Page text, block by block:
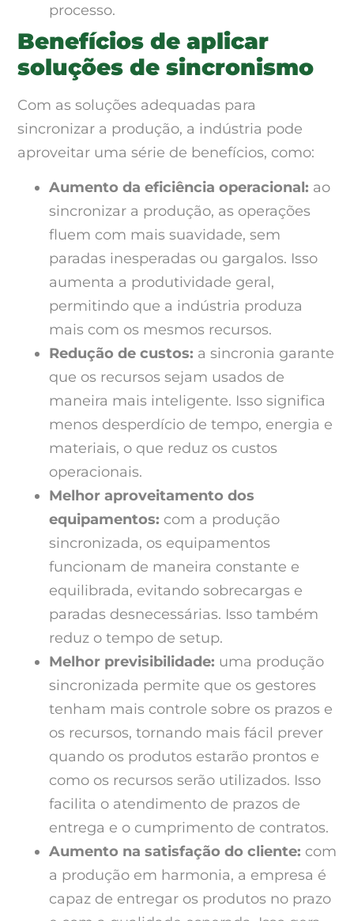
processo.
Benefícios de aplicar
soluções de sincronismo
Com as soluções adequadas para
sincronizar a produção, a indústria pode
aproveitar uma série de benefícios, como:
Aumento da eficiência operacional: ao
sincronizar a produção, as operações
fluem com mais suavidade, sem
paradas inesperadas ou gargalos. Isso
aumenta a produtividade geral,
permitindo que a indústria produza
mais com os mesmos recursos.
Redução de custos: a sincronia garante
que os recursos sejam usados de
maneira mais inteligente. Isso significa
menos desperdício de tempo, energia e
materiais, o que reduz os custos
operacionais.
Melhor aproveitamento dos
equipamentos: com a produção
sincronizada, os equipamentos
funcionam de maneira constante e
equilibrada, evitando sobrecargas e
paradas desnecessárias. Isso também
reduz o tempo de setup.
Melhor previsibilidade: uma produção
sincronizada permite que os gestores
tenham mais controle sobre os prazos e
os recursos, tornando mais fácil prever
quando os produtos estarão prontos e
como os recursos serão utilizados. Isso
facilita o atendimento de prazos de
entrega e o cumprimento de contratos.
Aumento na satisfação do cliente: com
a produção em harmonia, a empresa é
capaz de entregar os produtos no prazo